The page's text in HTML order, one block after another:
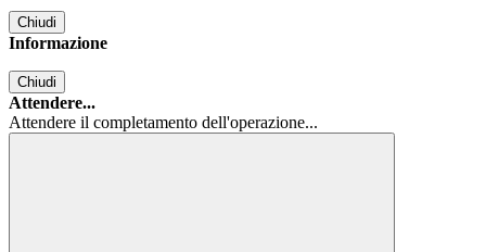
Chiudi
Informazione
Chiudi
Attendere...
Attendere il completamento dell'operazione...